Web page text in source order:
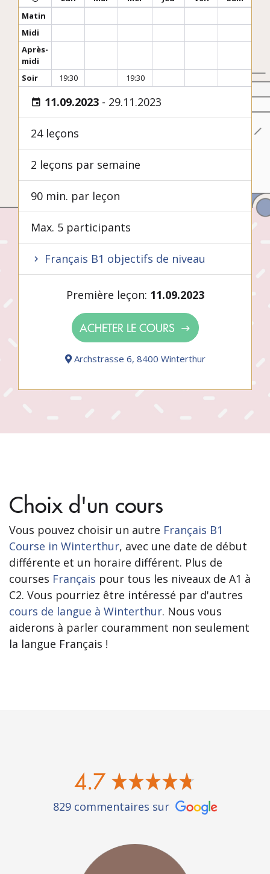
Matin
Midi
Après-
midi
Soir
19:30 19:30
11.09.2023 - 29.11.2023
24 leçons
2 leçons par semaine
90 min. par leçon
Max. 5 participants
Français B1 objectifs de niveau
Première leçon: 11.09.2023
ACHETER LE COURS
Archstrasse 6, 8400 Winterthur
Choix d'un cours
Vous pouvez choisir un autre Français B1
Course in Winterthur, avec une date de début
différente et un horaire différent. Plus de
courses Français pour tous les niveaux de A1 à
C2. Vous pourriez être intéressé par d'autres
cours de langue à Winterthur. Nous vous
aiderons à parler couramment non seulement
la langue Français !
4.7
829 commentaires sur